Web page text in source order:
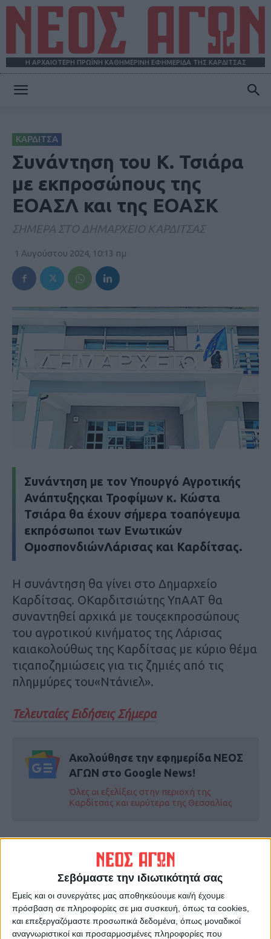
Σεβόμαστε την ιδιωτικότητά σας
Εμείς και οι συνεργάτες μας αποθηκεύουμε και/ή έχουμε
πρόσβαση σε πληροφορίες σε μια συσκευή, όπως τα cookies,
και επεξεργαζόμαστε προσωπικά δεδομένα, όπως μοναδικοί
αναγνωριστικοί και προσαρμοσμένες πληροφορίες που
Η ΑΡΧΑΙΟΤΕΡΗ ΠΡΩΪΝΗ ΚΑΘΗΜΕΡΙΝΗ ΕΦΗΜΕΡΙΔΑ ΤΗΣ ΚΑΡΔΙΤΣΑΣ
ΚΑΡΔΙΤΣΑ
Συνάντηση του Κ. Τσιάρα
με εκπροσώπους της
ΕΟΑΣΛ και της ΕΟΑΣΚ
ΣΗΜΕΡΑ ΣΤΟ ΔΗΜΑΡΧΕΙΟ ΚΑΡΔΙΤΣΑΣ
1 Αυγούστου 2024, 10:13 πμ
Συνάντηση με τον Υπουργό Αγροτικής
Ανάπτυξηςκαι Τροφίμων κ. Κώστα
Τσιάρα θα έχουν σήμερα τοαπόγευμα
εκπρόσωποι των Ενωτικών
ΟμοσπονδιώνΛάρισας και Καρδίτσας.
Η συνάντηση θα γίνει στο Δημαρχείο
Καρδίτσας. ΟΚαρδιτσιώτης ΥπΑΑΤ θα
συναντηθεί αρχικά με τουςεκπροσώπους
του αγροτικού κινήματος της Λάρισας
καιακολούθως της Καρδίτσας με κύριο θέμα
τιςαποζημιώσεις για τις ζημιές από τις
πλημμύρες του«Ντάνιελ».
Τελευταίες Ειδήσεις Σήμερα
Ακολούθησε την εφημερίδα ΝΕΟΣ
ΑΓΩΝ στο Google News!
Όλες οι εξελίξεις στην περιοχή της
Καρδίτσας και ευρύτερα της Θεσσαλίας
ΠΡΟΗΓΟΥΜΕΝΟ ΑΡΘΡΟ
Φόβοι για εκτόξευση των
τιμών των αιγοπροβάτων
εξαιτίας της πανώλης
ΕΠΟΜΕΝΟ ΑΡΘΡΟ
θανατωθεί 14.000 ζώα μέχρι
στιγμής, στη Ρουμανία
200.000»